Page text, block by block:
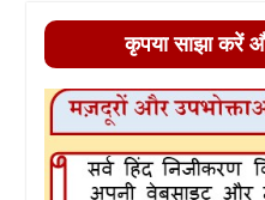
कृपया साझा करें